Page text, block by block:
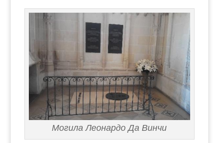
Могила Леонардо Да Винчи